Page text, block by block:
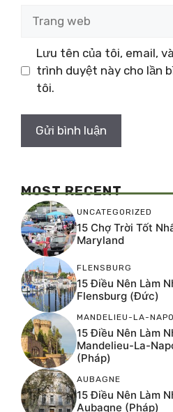
web
Lưu tên của tôi, email,
trình duyệt này cho lần
tôi.
MOST RECENT
UNCATEGORIZED
15 Chợ Trời Tốt
Maryland
FLENSBURG
15 Điều Nên Làm
Flensburg (Đức)
MANDELIEU-LA-
15 Điều Nên Làm
Mandelieu-La-
(Pháp)
AUBAGNE
15 Điều Nên Làm
Aubagne (Pháp)